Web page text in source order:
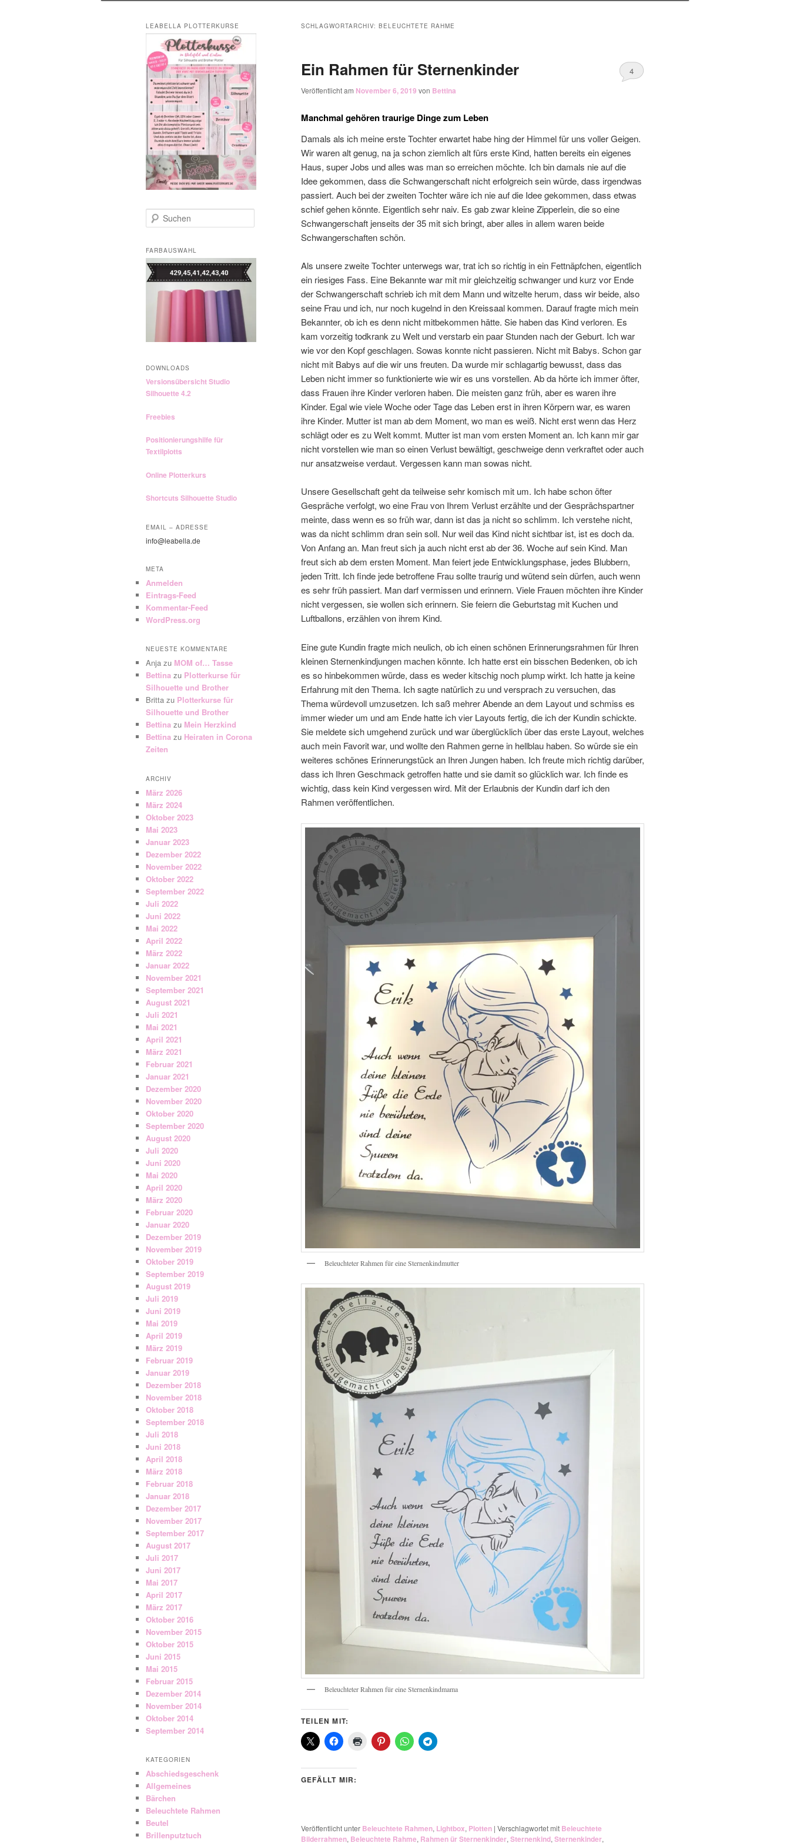
SCHLAGWORTARCHIV: BELEUCHTETE RAHME
Ein Rahmen für Sternenkinder
Veröffentlicht am November 6, 2019 von Bettina
4
Manchmal gehören traurige Dinge zum Leben
Damals als ich meine erste Tochter erwartet habe hing der Himmel für uns voller Geigen.
Wir waren alt genug, na ja schon ziemlich alt fürs erste Kind, hatten bereits ein eigenes
Haus, super Jobs und alles was man so erreichen möchte. Ich bin damals nie auf die
Idee gekommen, dass die Schwangerschaft nicht erfolgreich sein würde, dass irgendwas
passiert. Auch bei der zweiten Tochter wäre ich nie auf die Idee gekommen, dass etwas
schief gehen könnte. Eigentlich sehr naiv. Es gab zwar kleine Zipperlein, die so eine
Schwangerschaft jenseits der 35 mit sich bringt, aber alles in allem waren beide
Schwangerschaften schön.
Als unsere zweite Tochter unterwegs war, trat ich so richtig in ein Fettnäpfchen, eigentlich
ein riesiges Fass. Eine Bekannte war mit mir gleichzeitig schwanger und kurz vor Ende
der Schwangerschaft schrieb ich mit dem Mann und witzelte herum, dass wir beide, also
seine Frau und ich, nur noch kugelnd in den Kreissaal kommen. Darauf fragte mich mein
Bekannter, ob ich es denn nicht mitbekommen hätte. Sie haben das Kind verloren. Es
kam vorzeitig todkrank zu Welt und verstarb ein paar Stunden nach der Geburt. Ich war
wie vor den Kopf geschlagen. Sowas konnte nicht passieren. Nicht mit Babys. Schon gar
nicht mit Babys auf die wir uns freuten. Da wurde mir schlagartig bewusst, dass das
Leben nicht immer so funktionierte wie wir es uns vorstellen. Ab da hörte ich immer öfter,
dass Frauen ihre Kinder verloren haben. Die meisten ganz früh, aber es waren ihre
Kinder. Egal wie viele Woche oder Tage das Leben erst in ihren Körpern war, es waren
ihre Kinder. Mutter ist man ab dem Moment, wo man es weiß. Nicht erst wenn das Herz
schlägt oder es zu Welt kommt. Mutter ist man vom ersten Moment an. Ich kann mir gar
nicht vorstellen wie man so einen Verlust bewältigt, geschweige denn verkraftet oder auch
nur ansatzweise verdaut. Vergessen kann man sowas nicht.
Unsere Gesellschaft geht da teilweise sehr komisch mit um. Ich habe schon öfter
Gespräche verfolgt, wo eine Frau von Ihrem Verlust erzählte und der Gesprächspartner
meinte, dass wenn es so früh war, dann ist das ja nicht so schlimm. Ich verstehe nicht,
was da nicht schlimm dran sein soll. Nur weil das Kind nicht sichtbar ist, ist es doch da.
Von Anfang an. Man freut sich ja auch nicht erst ab der 36. Woche auf sein Kind. Man
freut sich ab dem ersten Moment. Man feiert jede Entwicklungsphase, jedes Blubbern,
jeden Tritt. Ich finde jede betroffene Frau sollte traurig und wütend sein dürfen, auch wenn
es sehr früh passiert. Man darf vermissen und erinnern. Viele Frauen möchten ihre Kinder
nicht vergessen, sie wollen sich erinnern. Sie feiern die Geburtstag mit Kuchen und
Luftballons, erzählen von ihrem Kind.
Eine gute Kundin fragte mich neulich, ob ich einen schönen Erinnerungsrahmen für Ihren
kleinen Sternenkindjungen machen könnte. Ich hatte erst ein bisschen Bedenken, ob ich
es so hinbekommen würde, dass es weder kitschig noch plump wirkt. Ich hatte ja keine
Erfahrung mit den Thema. Ich sagte natürlich zu und versprach zu versuchen, das
Thema würdevoll umzusetzen. Ich saß mehrer Abende an dem Layout und schmiss es
immer wieder um und am Ende hatte ich vier Layouts fertig, die ich der Kundin schickte.
Sie meldete sich umgehend zurück und war überglücklich über das erste Layout, welches
auch mein Favorit war, und wollte den Rahmen gerne in hellblau haben. So würde sie ein
weiteres schönes Erinnerungstück an Ihren Jungen haben. Ich freute mich richtig darüber,
dass ich Ihren Geschmack getroffen hatte und sie damit so glücklich war. Ich finde es
wichtig, dass kein Kind vergessen wird. Mit der Erlaubnis der Kundin darf ich den
Rahmen veröffentlichen.
Beleuchteter Rahmen für eine Sternenkindmutter
Beleuchteter Rahmen für eine Sternenkindmama
TEILEN MIT:
GEFÄLLT MIR:
Veröffentlicht unter Beleuchtete Rahmen, Lightbox, Plotten | Verschlagwortet mit Beleuchtete
Bilderrahmen, Beleuchtete Rahme, Rahmen ür Sternenkinder, Sternenkind, Sternenkinder,
LEABELLA PLOTTERKURSE
u
h
e
n
FARBAUSWAHL
DOWNLOADS
Versionsübersicht Studio
Silhouette 4.2
Freebies
Positionierungshilfe für
Textilplotts
Online Plotterkurs
Shortcuts Silhouette Studio
EMAIL – ADRESSE
info@leabella.de
META
Anmelden
Eintrags-Feed
Kommentar-Feed
WordPress.org
NEUESTE KOMMENTARE
Anja zu MOM of… Tasse
Bettina zu Plotterkurse für
Silhouette und Brother
Britta zu Plotterkurse für
Silhouette und Brother
Bettina zu Mein Herzkind
Bettina zu Heiraten in Corona
Zeiten
ARCHIV
März 2026
März 2024
Oktober 2023
Mai 2023
Januar 2023
Dezember 2022
November 2022
Oktober 2022
September 2022
Juli 2022
Juni 2022
Mai 2022
April 2022
März 2022
Januar 2022
November 2021
September 2021
August 2021
Juli 2021
Mai 2021
April 2021
März 2021
Februar 2021
Januar 2021
Dezember 2020
November 2020
Oktober 2020
September 2020
August 2020
Juli 2020
Juni 2020
Mai 2020
April 2020
März 2020
Februar 2020
Januar 2020
Dezember 2019
November 2019
Oktober 2019
September 2019
August 2019
Juli 2019
Juni 2019
Mai 2019
April 2019
März 2019
Februar 2019
Januar 2019
Dezember 2018
November 2018
Oktober 2018
September 2018
Juli 2018
Juni 2018
April 2018
März 2018
Februar 2018
Januar 2018
Dezember 2017
November 2017
September 2017
August 2017
Juli 2017
Juni 2017
Mai 2017
April 2017
März 2017
Oktober 2016
November 2015
Oktober 2015
Juni 2015
Mai 2015
Februar 2015
Dezember 2014
November 2014
Oktober 2014
September 2014
KATEGORIEN
Abschiedsgeschenk
Allgemeines
Bärchen
Beleuchtete Rahmen
Beutel
Brillenputztuch